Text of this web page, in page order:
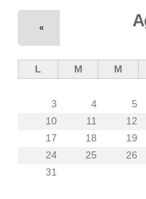
«
L M M
3
4 5
10
11 12
17
18 19
24
25 26
31